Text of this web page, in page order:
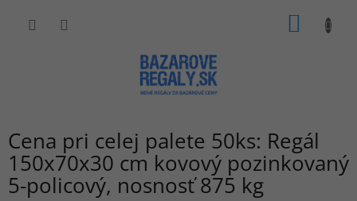
Cena pri celej palete 50ks: Regál
150x70x30 cm kovový pozinkovaný
5-policový, nosnosť 875 kg